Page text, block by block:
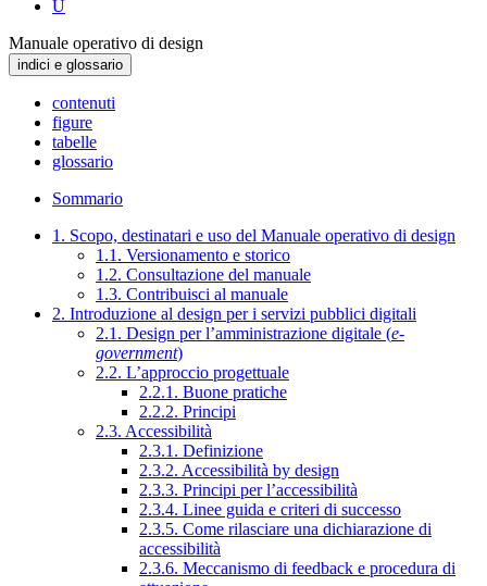
U
Manuale operativo di design
indici e glossario
contenuti
figure
tabelle
glossario
Sommario
1. Scopo, destinatari e uso del Manuale operativo di design
1.1. Versionamento e storico
1.2. Consultazione del manuale
1.3. Contribuisci al manuale
2. Introduzione al design per i servizi pubblici digitali
2.1. Design per l’amministrazione digitale (e-
government)
2.2. L’approccio progettuale
2.2.1. Buone pratiche
2.2.2. Principi
2.3. Accessibilità
2.3.1. Definizione
2.3.2. Accessibilità by design
2.3.3. Principi per l’accessibilità
2.3.4. Linee guida e criteri di successo
2.3.5. Come rilasciare una dichiarazione di
accessibilità
2.3.6. Meccanismo di feedback e procedura di